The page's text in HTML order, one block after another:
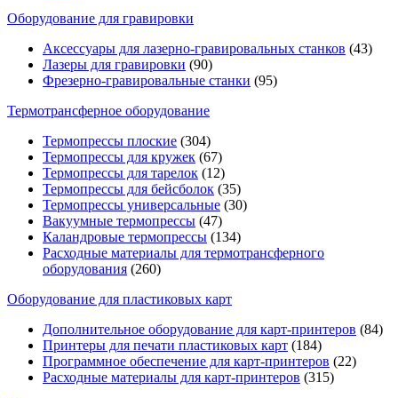
Оборудование для гравировки
Аксессуары для лазерно-гравировальных станков (43)
Лазеры для гравировки (90)
Фрезерно-гравировальные станки (95)
Термотрансферное оборудование
Термопрессы плоские (304)
Термопрессы для кружек (67)
Термопрессы для тарелок (12)
Термопрессы для бейсболок (35)
Термопрессы универсальные (30)
Вакуумные термопрессы (47)
Каландровые термопрессы (134)
Расходные материалы для термотрансферного
оборудования (260)
Оборудование для пластиковых карт
Дополнительное оборудование для карт-принтеров (84)
Принтеры для печати пластиковых карт (184)
Программное обеспечение для карт-принтеров (22)
Расходные материалы для карт-принтеров (315)